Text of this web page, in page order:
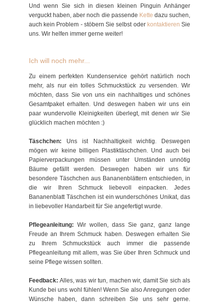
Und wenn Sie sich in diesen kleinen Pinguin Anhänger
verguckt haben, aber noch die passende Kette dazu suchen,
auch kein Problem - stöbern Sie selbst oder kontaktieren Sie
uns. Wir helfen immer gerne weiter!
Ich will noch mehr...
Zu einem perfekten Kundenservice gehört natürlich noch
mehr, als nur ein tolles Schmuckstück zu versenden. Wir
möchten, dass Sie von uns ein nachhaltiges und schönes
Gesamtpaket erhalten. Und deswegen haben wir uns ein
paar wundervolle Kleinigkeiten überlegt, mit denen wir Sie
glücklich machen möchten :)
Täschchen: Uns ist Nachhaltigkeit wichtig. Deswegen
mögen wir keine billigen Plastiktäschchen. Und auch bei
Papierverpackungen müssen unter Umständen unnötig
Bäume gefällt werden. Deswegen haben wir uns für
besondere Täschchen aus Bananenblättern entschieden, in
die wir Ihren Schmuck liebevoll einpacken. Jedes
Bananenblatt Täschchen ist ein wunderschönes Unikat, das
in liebevoller Handarbeit für Sie angefertigt wurde.
Pflegeanleitung: Wir wollen, dass Sie ganz, ganz lange
Freude an Ihrem Schmuck haben. Deswegen erhalten Sie
zu Ihrem Schmuckstück auch immer die passende
Pflegeanleitung mit allem, was Sie über Ihren Schmuck und
seine Pflege wissen sollten.
Feedback: Alles, was wir tun, machen wir, damit Sie sich als
Kunde bei uns wohl fühlen! Wenn Sie also Anregungen oder
Wünsche haben, dann schreiben Sie uns sehr gerne.